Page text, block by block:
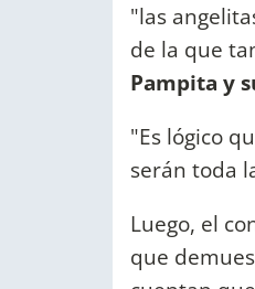
"las
de la que
Pampita y
"Es lógico
serán toda
Luego, el
que